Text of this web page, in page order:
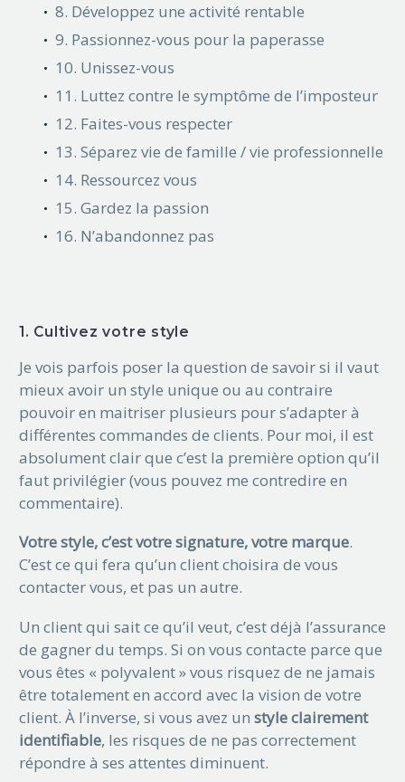
8. Développez une activité rentable
9. Passionnez-vous pour la paperasse
10. Unissez-vous
11. Luttez contre le symptôme de l’imposteur
12. Faites-vous respecter
13. Séparez vie de famille / vie professionnelle
14. Ressourcez vous
15. Gardez la passion
16. N’abandonnez pas
1. Cultivez votre style
Je vois parfois poser la question de savoir si il vaut
mieux avoir un style unique ou au contraire
pouvoir en maitriser plusieurs pour s’adapter à
différentes commandes de clients. Pour moi, il est
absolument clair que c’est la première option qu’il
faut privilégier (vous pouvez me contredire en
commentaire).
Votre style, c’est votre signature, votre marque.
C’est ce qui fera qu’un client choisira de vous
contacter vous, et pas un autre.
Un client qui sait ce qu’il veut, c’est déjà l’assurance
de gagner du temps. Si on vous contacte parce que
vous êtes « polyvalent » vous risquez de ne jamais
être totalement en accord avec la vision de votre
client. À l’inverse, si vous avez un style clairement
identifiable, les risques de ne pas correctement
répondre à ses attentes diminuent.